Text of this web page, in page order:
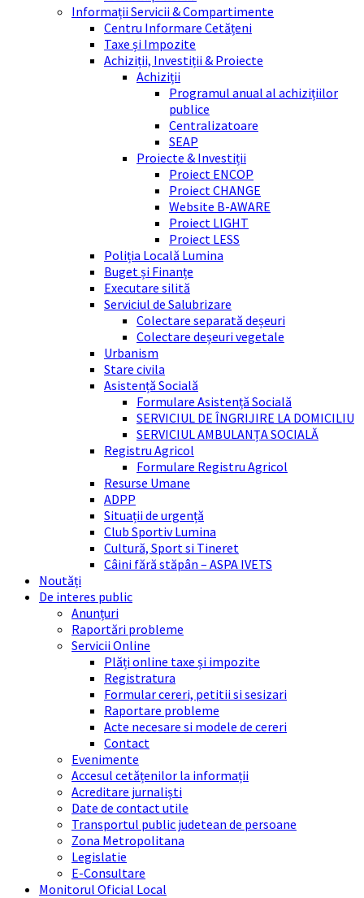
Informații Servicii & Compartimente
Centru Informare Cetățeni
Taxe și Impozite
Achiziții, Investiții & Proiecte
Achiziții
Programul anual al achizițiilor
publice
Centralizatoare
SEAP
Proiecte & Investiții
Proiect ENCOP
Proiect CHANGE
Website B-AWARE
Proiect LIGHT
Proiect LESS
Poliția Locală Lumina
Buget și Finanțe
Executare silită
Serviciul de Salubrizare
Colectare separată deșeuri
Colectare deșeuri vegetale
Urbanism
Stare civila
Asistență Socială
Formulare Asistență Socială
SERVICIUL DE ÎNGRIJIRE LA DOMICILIU
SERVICIUL AMBULANȚA SOCIALĂ
Registru Agricol
Formulare Registru Agricol
Resurse Umane
ADPP
Situații de urgență
Club Sportiv Lumina
Cultură, Sport si Tineret
Câini fără stăpân – ASPA IVETS
Noutăți
De interes public
Anunțuri
Raportări probleme
Servicii Online
Plăți online taxe și impozite
Registratura
Formular cereri, petitii si sesizari
Raportare probleme
Acte necesare si modele de cereri
Contact
Evenimente
Accesul cetățenilor la informații
Acreditare jurnaliști
Date de contact utile
Transportul public judetean de persoane
Zona Metropolitana
Legislatie
E-Consultare
Monitorul Oficial Local